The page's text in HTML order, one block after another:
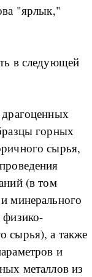
"ярлык,"
в следующей
горных
сырья,
(в том
минерального
физико-
сырья), а также
и
металлов из